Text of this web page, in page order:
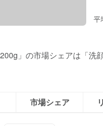
平
」の市場シェアは「洗顔
市場シェア